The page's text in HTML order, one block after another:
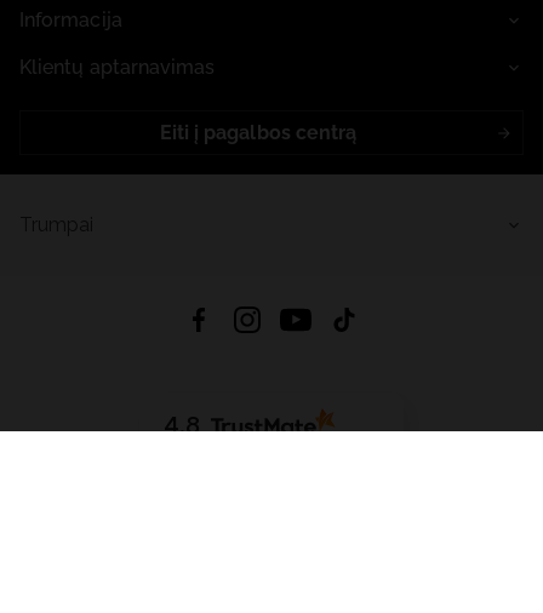
Informacija
Klientų aptarnavimas
Eiti į pagalbos centrą
4.8